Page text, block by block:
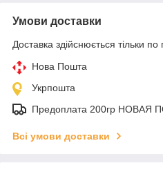
Умови доставки
Доставка здійснюється тільки по
Нова Пошта
Укрпошта
Предоплата 200гр НОВАЯ
Всі умови доставки